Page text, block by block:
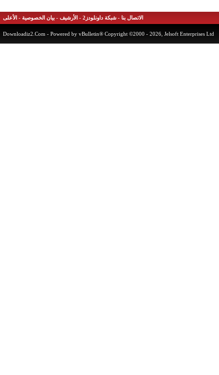
الاتصال بنا - شبكة داونلودز2 -الأرشيف-بيان الخصوصية-الأعلى
Downloadiz2.Com- Powered by vBulletin® Copyright ©2000 - 2026, Jelsoft Enterprises